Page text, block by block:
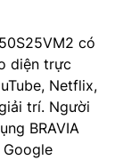
có
diện trực
Netflix,
trí. Người
BRAVIA